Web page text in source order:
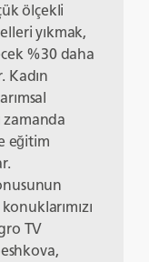
ölçekli
yıkmak,
%30 daha
Kadın
zamanda
eğitim
TV